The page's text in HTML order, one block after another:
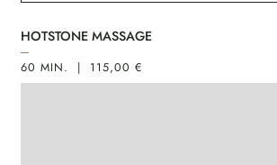
HOTSTONE MASSAGE
60 MIN. | 115,00 €